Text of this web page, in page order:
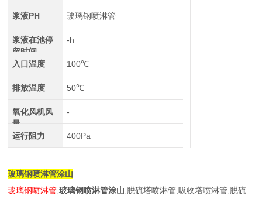
浆液PH 玻璃钢喷淋管
浆液在池停
留时间
-h
入口温度 100℃
排放温度 50℃
氧化风机风
量
-
运行阻力 400Pa
玻璃钢喷淋管涂山
玻璃钢喷淋管 ,玻璃钢喷淋管涂山 ,脱硫塔喷淋管,吸收塔喷淋管,脱硫